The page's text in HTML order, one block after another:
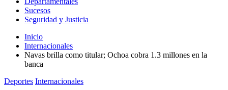
Sucesos
Seguridad y Justicia
Inicio
Internacionales
Navas brilla como titular; Ochoa cobra 1.3 millones en la
banca
Deportes Internacionales